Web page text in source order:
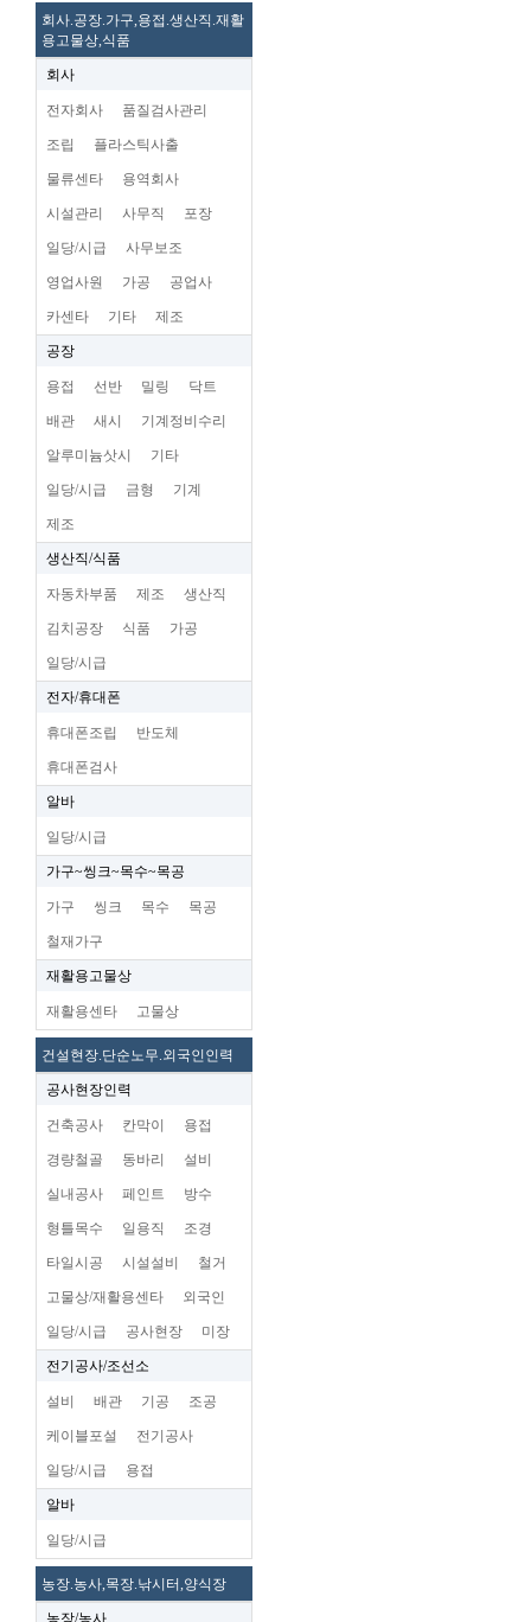
회사.공장.가구,용접.생산직.재활
용고물상,식품
회사
전자회사 품질검사관리
조립 플라스틱사출
물류센타 용역회사
시설관리 사무직 포장
일당/시급 사무보조
영업사원 가공 공업사
카센타 기타 제조
공장
용접 선반 밀링 닥트
배관 새시 기계정비수리
알루미늄삿시 기타
일당/시급 금형 기계
제조
생산직/식품
자동차부품 제조 생산직
김치공장 식품 가공
일당/시급
전자/휴대폰
휴대폰조립 반도체
휴대폰검사
알바
일당/시급
가구~씽크~목수~목공
가구 씽크 목수 목공
철재가구
재활용고물상
재활용센타 고물상
건설현장.단순노무.외국인인력
공사현장인력
건축공사 칸막이 용접
경량철골 동바리 설비
실내공사 페인트 방수
형틀목수 일용직 조경
타일시공 시설설비 철거
고물상/재활용센타 외국인
일당/시급 공사현장 미장
전기공사/조선소
설비 배관 기공 조공
케이블포설 전기공사
일당/시급 용접
알바
일당/시급
농장.농사,목장.낚시터,양식장
농장/농사